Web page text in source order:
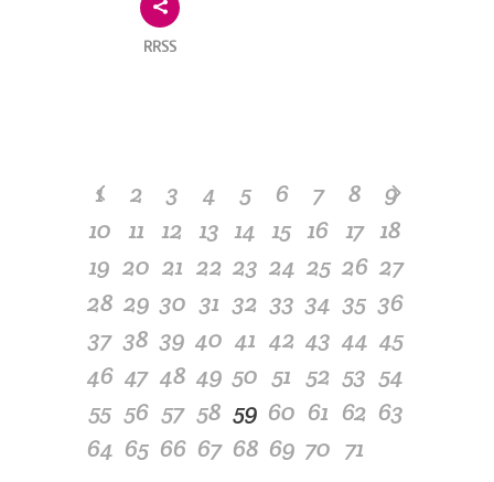
RRSS
1 2 3 4 5 6 7 8
9
10 11 12 13 14 15 16 17 18
19 20 21 22 23 24 25 26 27
28 29 30 31 32 33 34 35 36
37 38 39 40 41 42 43 44 45
46 47 48 49 50 51 52 53 54
55 56 57 58 59 60 61 62 63
64 65 66 67 68 69 70 71